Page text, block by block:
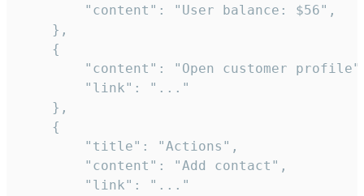
        "content": "User balance: $56",
    },
    {
"content": "Open customer
        "link": "..."
    },
    {
        "title": "Actions",
        "content": "Add contact",
        "link": "..."